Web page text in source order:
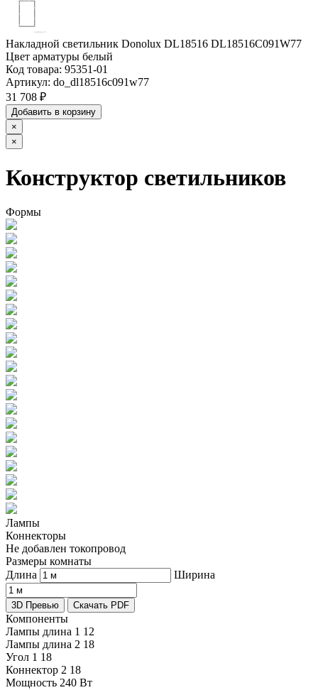
Накладной светильник Donolux DL18516 DL18516C091W77
Цвет арматуры белый
Код товара: 95351-01
Артикул: do_dl18516c091w77
31 708 ₽
Добавить в корзину
×
×
Конструктор светильников
Формы
Лампы
Коннекторы
Не добавлен токопровод
Размеры комнаты
Длина
Ширина
3D Превью Скачать PDF
Компоненты
Лампы длина 1 12
Лампы длина 2 18
Угол 1 18
Коннектор 2 18
Мощность 240 Вт